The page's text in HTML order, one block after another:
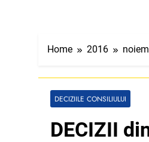
Home 2016
DECIZIILE CONSILIULUI
DECIZII